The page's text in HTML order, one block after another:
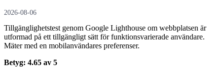
2026-08-06
Tillgänglighetstest genom Google Lighthouse om webbplatsen är
utformad på ett tillgängligt sätt för funktionsvarierade användare.
Mäter med en mobil­användares preferenser.
Betyg: 4.65 av 5